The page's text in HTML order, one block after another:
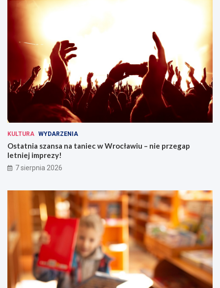
KULTURA WYDARZENIA
Ostatnia szansa na taniec w Wrocławiu – nie przegap
letniej imprezy!
7 sierpnia 2026